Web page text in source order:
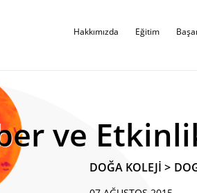
Hakkımızda Eğitim
ve
DOĞA KOLEJİ >